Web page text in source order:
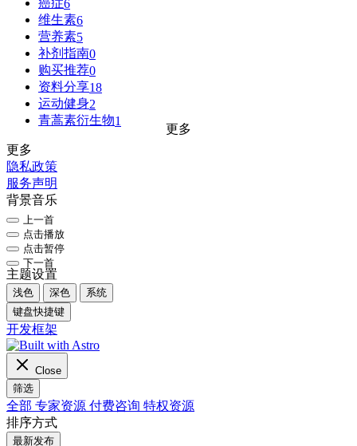
癌症6
维生素6
营养素5
补剂指南0
购买推荐0
资料分享18
运动健身2
青蒿素衍生物1
更多
更多
隐私政策
服务声明
背景音乐
上一首
点击播放
点击暂停
下一首
主题设置
浅色 深色
系统
键盘快捷键
开发框架
Close
筛选
全部 专家资源 付费咨询 特权资源
排序方式
最新发布